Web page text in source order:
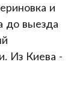
и
до выезда
Из Киева -